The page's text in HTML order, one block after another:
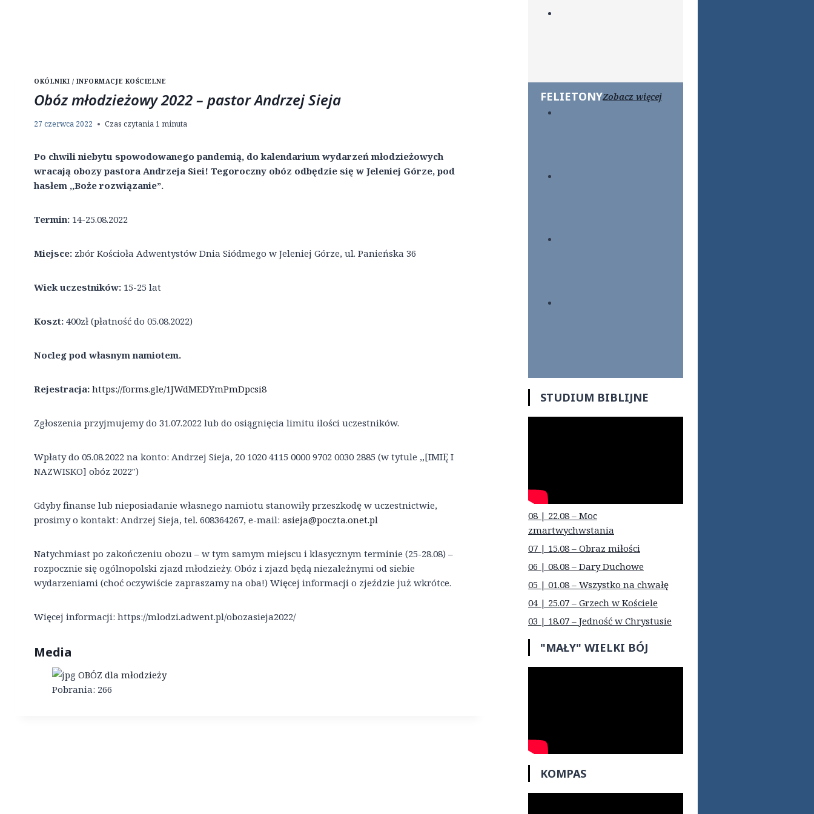
OKÓLNIKI / INFORMACJE KOŚCIELNE
Obóz młodzieżowy 2022 – pastor Andrzej Sieja
27 czerwca 2022 Czas czytania1 minuta
Po chwili niebytu spowodowanego pandemią, do kalendarium wydarzeń młodzieżowych
wracają obozy pastora Andrzeja Siei! Tegoroczny obóz odbędzie się w Jeleniej Górze, pod
hasłem ,,Boże rozwiązanie”.
Termin: 14-25.08.2022
Miejsce: zbór Kościoła Adwentystów Dnia Siódmego w Jeleniej Górze, ul. Panieńska 36
Wiek uczestników: 15-25 lat
Koszt: 400zł (płatność do 05.08.2022)
Nocleg pod własnym namiotem.
Rejestracja: https://forms.gle/1JWdMEDYmPmDpcsi8
Zgłoszenia przyjmujemy do 31.07.2022 lub do osiągnięcia limitu ilości uczestników.
Wpłaty do 05.08.2022 na konto: Andrzej Sieja, 20 1020 4115 0000 9702 0030 2885 (w tytule ,,[IMIĘ I
NAZWISKO] obóz 2022″)
Gdyby finanse lub nieposiadanie własnego namiotu stanowiły przeszkodę w uczestnictwie,
prosimy o kontakt: Andrzej Sieja, tel. 608364267, e-mail: asieja@poczta.onet.pl
Natychmiast po zakończeniu obozu – w tym samym miejscu i klasycznym terminie (25-28.08) –
rozpocznie się ogólnopolski zjazd młodzieży. Obóz i zjazd będą niezależnymi od siebie
wydarzeniami (choć oczywiście zapraszamy na oba!) Więcej informacji o zjeździe już wkrótce.
Więcej informacji: https://mlodzi.adwent.pl/obozasieja2022/
Media
OBÓZ dla młodzieży
Pobrania: 266
FELIETONYZobacz więcej
STUDIUM BIBLIJNE
08 | 22.08 – Moc
zmartwychwstania
07 | 15.08 – Obraz miłości
06 | 08.08 – Dary Duchowe
05 | 01.08 – Wszystko na chwałę
04 | 25.07 – Grzech w Kościele
03 | 18.07 – Jedność w Chrystusie
"MAŁY" WIELKI BÓJ
KOMPAS